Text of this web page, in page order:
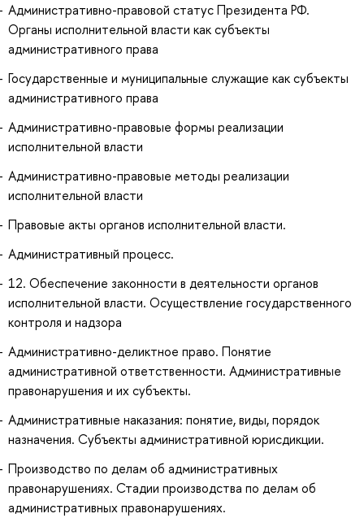
Административно-правовой статус Президента РФ.
Органы исполнительной власти как субъекты
административного права
Государственные и муниципальные служащие как субъекты
административного права
Административно-правовые формы реализации
исполнительной власти
Административно-правовые методы реализации
исполнительной власти
Правовые акты органов исполнительной власти.
Административный процесс.
12. Обеспечение законности в деятельности органов
исполнительной власти. Осуществление государственного
контроля и надзора
Административно-деликтное право. Понятие
административной ответственности. Административные
правонарушения и их субъекты.
Административные наказания: понятие, виды, порядок
назначения. Субъекты административной юрисдикции.
Производство по делам об административных
правонарушениях. Стадии производства по делам об
административных правонарушениях.